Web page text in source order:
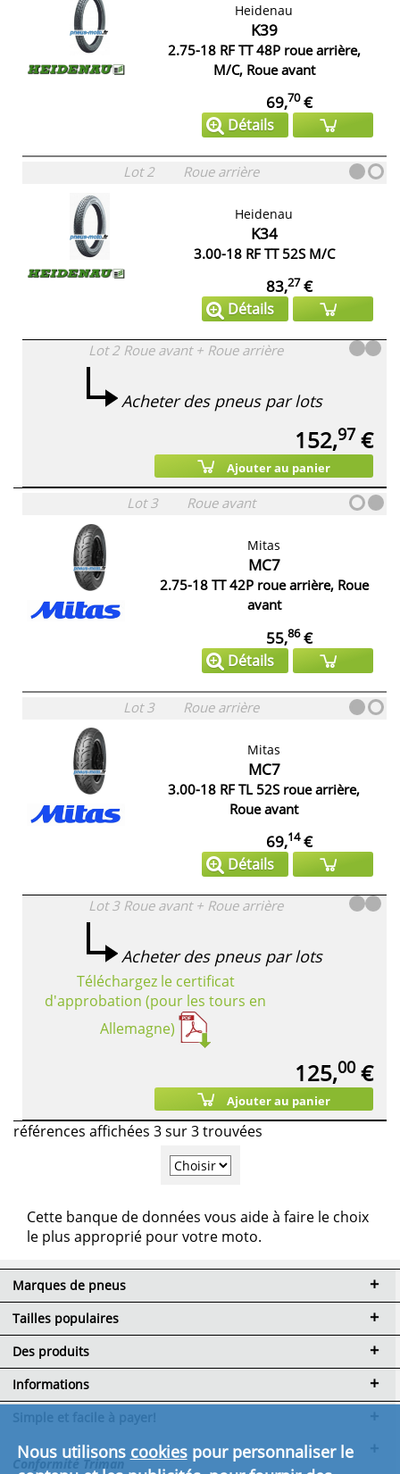
Heidenau
K39
2.75-18 RF TT 48P roue arrière,
M/C, Roue avant
69,70€
Détails
Lot 2 Roue arrière
Heidenau
K34
3.00-18 RF TT 52S M/C
83,27€
Détails
Lot 2 Roue avant + Roue arrière
Acheter des pneus par lots
152,97 €
Ajouter au panier
Lot 3 Roue avant
Mitas
MC7
2.75-18 TT 42P roue arrière, Roue
avant
55,86€
Détails
Lot 3 Roue arrière
Mitas
MC7
3.00-18 RF TL 52S roue arrière,
Roue avant
69,14€
Détails
Lot 3 Roue avant + Roue arrière
Acheter des pneus par lots
Téléchargez le certificat
d'approbation (pour les tours en
Allemagne)
125,00€
Ajouter au panier
références affichées 3 sur 3 trouvées
Cette banque de données vous aide à faire le choix
le plus approprié pour votre moto.
Marques de pneus
Tailles populaires
Des produits
Informations
et de livraison
Conformité Triman
Nous utilisons cookiespour personnaliser le